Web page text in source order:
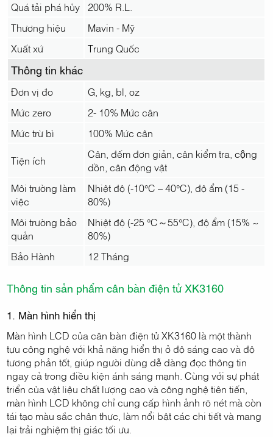
Quá tải phá hủy
200% R.L.
Thương hiệu
Mavin - Mỹ
Xuất xứ
Trung Quốc
Thông tin khác
Đơn vị đo
G, kg, bl, oz
Mức zero
2- 10% Mức cân
Mức trừ bì
100% Mức cân
Tiện ích
Cân, đếm đơn giản, cân kiểm tra, cộng
dồn, cân động vật
Môi trường làm
việc
Nhiệt độ (-10°C – 40°C), độ ẩm (15 -
80%)
Môi trường bảo
quản
Nhiệt độ (-25 °C～55°C), độ ẩm (15% ~
80%)
Bảo Hành
12 Tháng
Thông tin sản phẩm cân bàn điện tử XK3160
1. Màn hình hiển thị
Màn hình LCD của cân bàn điện tử XK3160 là một thành
tựu công nghệ với khả năng hiển thị ở độ sáng cao và độ
tương phản tốt, giúp người dùng dễ dàng đọc thông tin
ngay cả trong điều kiện ánh sáng mạnh. Cùng với sự phát
triển của vật liệu chất lượng cao và công nghệ tiên tiến,
màn hình LCD không chỉ cung cấp hình ảnh rõ nét mà còn
tái tạo màu sắc chân thực, làm nổi bật các chi tiết và mang
lại trải nghiệm thị giác tối ưu.